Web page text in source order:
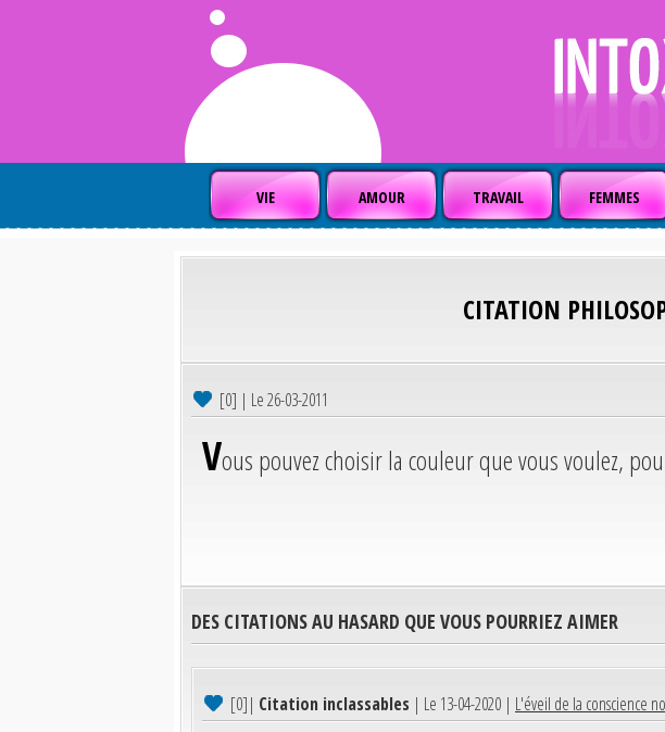
VIE AMOUR TRAVAIL FEMMES
CITATION
[0] | Le 26-03-2011
Vous pouvez choisir la couleur que vous voulez,
DES CITATIONS AU HASARD QUE VOUS POURRIEZ AIMER
[0]| Citation inclassables | Le 13-04-2020 | L'éveil de la conscience